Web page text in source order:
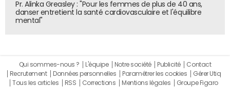
Pr. Alinka Greasley : "Pour les femmes de plus de 40 ans,
danser entretient la santé cardiovasculaire et l'équilibre
mental"
Qui sommes-nous ? L'équipe Notre société Publicité
Contact
Recrutement
Données personnelles Paramétrer les cookies
Gérer Utiq
Tous les articles
RSS Corrections Mentions légales
Groupe Figaro